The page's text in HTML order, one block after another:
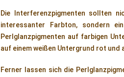
Die Interferenzpigmenten sollten
interessanter Farbton, sondern
Perlglanzpigmenten auf farbigen
auf einem weißen Untergrund rot
Ferner lassen sich die